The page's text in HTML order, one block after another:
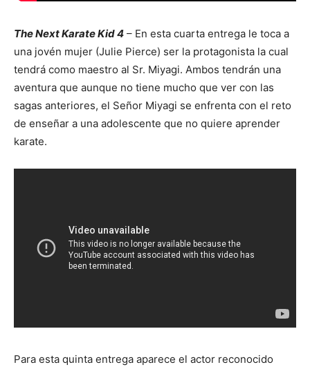
The Next Karate Kid 4 – En esta cuarta entrega le toca a
una jovén mujer (Julie Pierce) ser la protagonista la cual
tendrá como maestro al Sr. Miyagi. Ambos tendrán una
aventura que aunque no tiene mucho que ver con las
sagas anteriores, el Señor Miyagi se enfrenta con el reto
de enseñar a una adolescente que no quiere aprender
karate.
Para esta quinta entrega aparece el actor reconocido